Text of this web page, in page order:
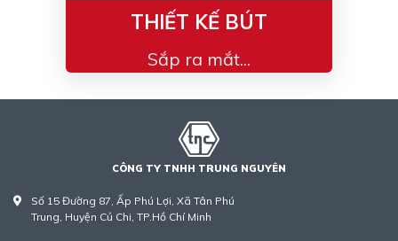
THIẾT KẾ BÚT
Sắp ra mắt...
CÔNG TY TNHH TRUNG NGUYÊN
Số 15 Đường 87, Ấp Phú Lợi, Xã Tân Phú
Trung, Huyện Củ Chi, TP.Hồ Chí Minh